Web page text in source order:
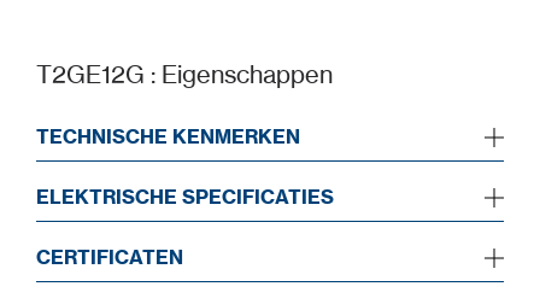
T2GE12G : Eigenschappen
TECHNISCHE KENMERKEN
ELEKTRISCHE SPECIFICATIES
CERTIFICATEN